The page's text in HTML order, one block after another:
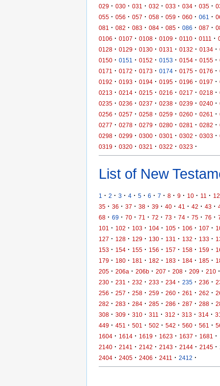
029 · 030 · 031 · 032 · 033 · 034 · 035 ·
055 · 056 · 057 · 058 · 059 · 060 · 061 ·
081
· 082 · 083 · 084 · 085 · 086 · 087 ·
0106 · 0107 · 0108 · 0109 · 0110 · 0111 ·
0128 · 0129 · 0130 · 0131 · 0132 · 0134 ·
0150 · 0151 · 0152 · 0153 · 0154 · 0155 ·
0171
· 0172 · 0173 · 0174 · 0175 · 0176 ·
0192 · 0193 · 0194 · 0195 · 0196 · 0197 ·
0213 · 0214 · 0215 · 0216 · 0217 · 0218 ·
0235 · 0236 · 0237 · 0238 · 0239 · 0240 ·
0256 · 0257 · 0258 · 0259 · 0260 · 0261 ·
0277 · 0278 · 0279 · 0280 · 0281 · 0282 ·
0298 · 0299 · 0300 · 0301 · 0302 · 0303 ·
0319 · 0320 · 0321 · 0322 · 0323 ·
List of New
1 · 2 · 3 · 4 · 5 · 6 · 7 · 8 · 9 · 10 · 11 · 12
35 · 36 · 37 · 38 · 39 · 40 · 41 · 42 · 43 ·
68 · 69 · 70 · 71 · 72 · 73 · 74 · 75 · 76 ·
101
· 102 · 103 · 104 · 105 · 106 · 107 ·
127 · 128 · 129 · 130 · 131 · 132 · 133 ·
153 · 154 · 155 · 156 · 157 · 158 · 159 ·
179 · 180 · 181 · 182 · 183 · 184 · 185 ·
205 · 206a · 206b · 207 · 208 · 209 · 210 ·
230 · 231 · 232 · 233 · 234 · 235 · 236 ·
256 · 257 · 258 · 259 · 260 · 261 · 262 ·
282 · 283 · 284 · 285 · 286 · 287 · 288 ·
308 · 309 · 310 · 311 · 312 · 313 · 314 ·
449 · 451 · 501 · 502 · 542 · 560 · 561 ·
1604 · 1614 · 1619 · 1623 · 1637 · 1681 ·
2140 · 2141 · 2142 · 2143 · 2144 · 2145 ·
2404 · 2405 · 2406 · 2411 · 2412 ·